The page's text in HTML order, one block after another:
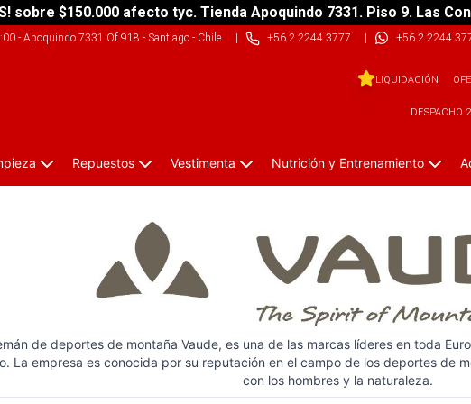
sobre $150.000 afecto tyc. Tienda Apoquindo 7331. Piso 9. Las
- Apoquindo 7331 Of 918 - Santiago - Chile| +56 2 2244 3777 | +56 2 2244
LIQUIDACIÓN
DESPACHO
Repuestos Vestimenta Nutrición y Entrenamiento
de deportes de montaña Vaude, es una de las marcas líderes en toda
La empresa es conocida por su reputación en el campo de los deportes de
con los hombres y la naturaleza.